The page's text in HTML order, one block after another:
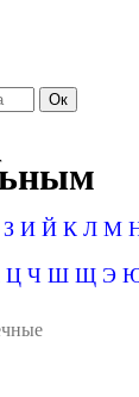
З И Й К Л М
Ц Ч Ш Щ Э